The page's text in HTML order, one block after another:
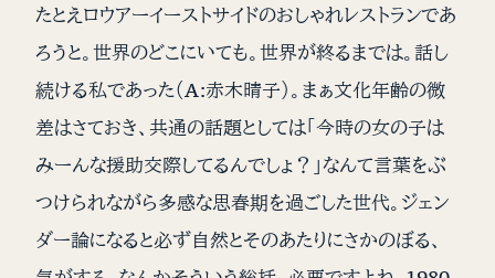
たとえロウアーイーストサイドのおしゃれレストランであ
ろうと。世界のどこにいても。世界が終るまでは。話し
続ける私であった（A:赤木晴子）。まぁ文化年齢の微
差はさておき、共通の話題としては「今時の女の子は
みーんな援助交際してるんでしょ？」なんて言葉をぶ
つけられながら多感な思春期を過ごした世代。ジェン
ダー論になると必ず自然とそのあたりにさかのぼる、